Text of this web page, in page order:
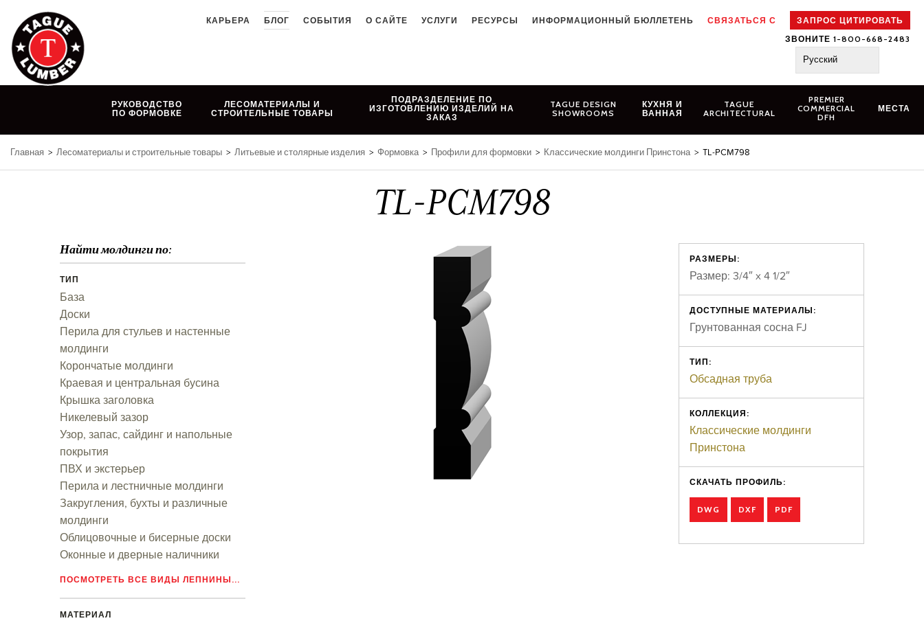
content
КАРЬЕРА БЛОГ СОБЫТИЯ О САЙТЕ УСЛУГИ РЕСУРСЫ ИНФОРМАЦИОННЫЙ БЮЛЛЕТЕНЬ СВЯЗАТЬСЯ С
ЗАПРОС ЦИТИРОВАТЬ
ЗВОНИТЕ 1-800-668-2483
Русский
РУКОВОДСТВО
ПО ФОРМОВКЕ
ЛЕСОМАТЕРИАЛЫ И
СТРОИТЕЛЬНЫЕ ТОВАРЫ
ПОДРАЗДЕЛЕНИЕ ПО
ИЗГОТОВЛЕНИЮ ИЗДЕЛИЙ НА
ЗАКАЗ
TAGUE DESIGN
SHOWROOMS
КУХНЯ И
ВАННАЯ
TAGUE
ARCHITECTURAL
PREMIER
COMMERCIAL
DFH
МЕСТА
Главная > Лесоматериалы и строительные товары > Литьевые и столярные изделия > Формовка> Профили для формовки > Классические молдинги Принстона> TL-PCM798
TL-PCM798
РАЗМЕРЫ:
Размер: 3/4″ x 4 1/2″
ДОСТУПНЫЕ МАТЕРИАЛЫ:
Грунтованная сосна FJ
ТИП:
Обсадная труба
КОЛЛЕКЦИЯ:
Классические молдинги
Принстона
СКАЧАТЬ ПРОФИЛЬ:
DWG DXF PDF
Найти молдинги по:
ТИП
База
Доски
Перила для стульев и настенные
молдинги
Корончатые молдинги
Краевая и центральная бусина
Крышка заголовка
Никелевый зазор
Узор, запас, сайдинг и напольные
покрытия
ПВХ и экстерьер
Перила и лестничные молдинги
Закругления, бухты и различные
молдинги
Облицовочные и бисерные доски
Оконные и дверные наличники
ПОСМОТРЕТЬ ВСЕ ВИДЫ ЛЕПНИНЫ...
МАТЕРИАЛ